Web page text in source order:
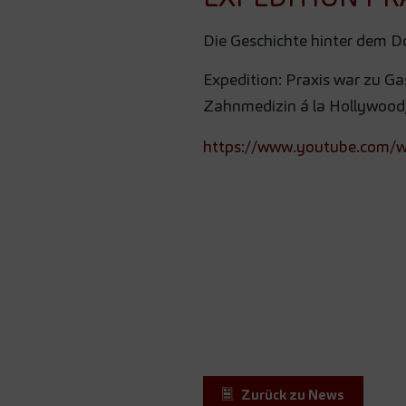
Die Geschichte hinter dem
Expedition: Praxis war zu
Zahnmedizin á la
https://www.youtube.com/
Zurück zu News